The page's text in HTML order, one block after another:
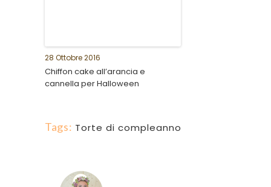
28 Ottobre 2016
Chiffon cake all’arancia e
cannella per Halloween
Tags: Torte di compleanno